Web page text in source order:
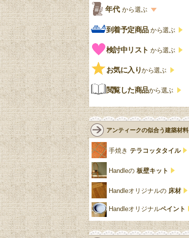
ェア
洋服タンス
チェストおしゃれ
クローゼット
鏡台
花台
仏壇おしゃれ
靴箱収納
スリッパ収納
式
エリザベス様式
ジャコビアン
ロココ様式
ミッドセンチュリー
白・ホワイト
黒・ブラック
コーニス
グ
ストラップワーク
雷文
ビーディング
リネンフォールド
ルネット
アカンサス
パイクラスト
脚のモチーフ一覧
オーク材
マホガニー
ローズウッド材
サテンウッド材
ブランド一覧
Handleオリジナル
ウィリアムモリス
ロイドルーム
コントワールドファミー
ユ
ジェニファーテイラー
チェスターフィールド
リリパットレーン
アングルポイズ
年代 から選ぶ
年代別の一覧
アンティーク
ビンテージ
到着予定商品から選ぶ
検討中リスト から選ぶ
お気に入りから選ぶ
閲覧した商品から選ぶ
アンティークの似合う建築材料
手焼き テラコッタタイル
Handleの 板壁キット
Handleオリジナルの 床材
Handleオリジナルペイント